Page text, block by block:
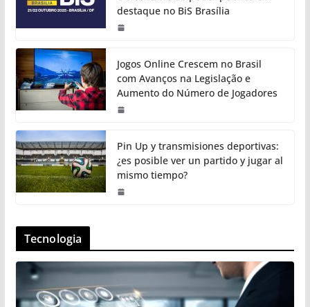
destaque no BiS Brasília
Jogos Online Crescem no Brasil
com Avanços na Legislação e
Aumento do Número de Jogadores
Pin Up y transmisiones deportivas:
¿es posible ver un partido y jugar al
mismo tiempo?
Tecnologia